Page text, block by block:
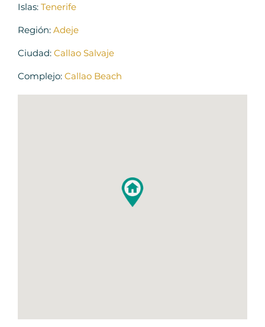
Islas: Tenerife
Región: Adeje
Ciudad: Callao Salvaje
Complejo: Callao Beach